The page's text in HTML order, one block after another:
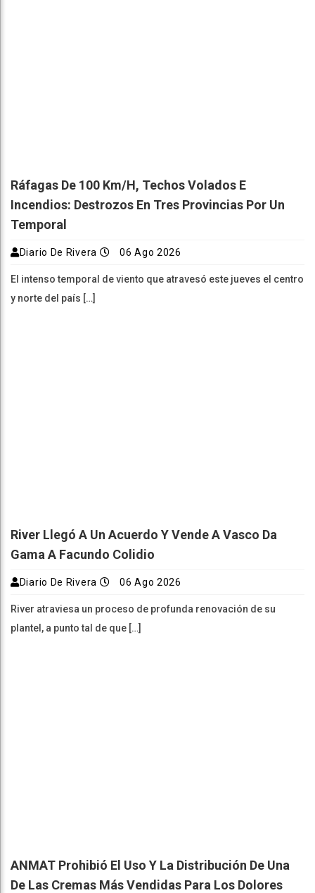
Ráfagas De 100 Km/h, Techos Volados E
Incendios: Destrozos En Tres Provincias Por Un
Temporal
Diario De Rivera 06 Ago 2026
El intenso temporal de viento que atravesó este jueves el centro
y norte del país […]
River Llegó A Un Acuerdo Y Vende A Vasco Da
Gama A Facundo Colidio
Diario De Rivera 06 Ago 2026
River atraviesa un proceso de profunda renovación de su
plantel, a punto tal de que […]
ANMAT Prohibió El Uso Y La Distribución De Una
De Las Cremas Más Vendidas Para Los Dolores